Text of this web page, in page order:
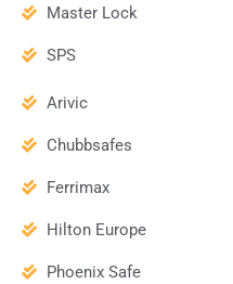
Master Lock
SPS
Arivic
Chubbsafes
Ferrimax
Hilton Europe
Phoenix Safe